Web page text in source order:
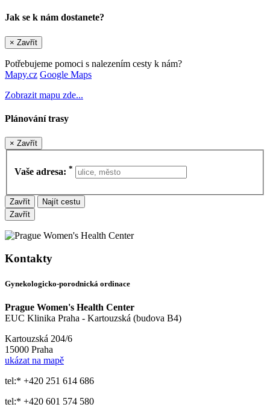
Jak se k nám dostanete?
× Zavřít
Potřebujeme pomoci s nalezením cesty k nám?
Mapy.cz Google Maps
Zobrazit mapu zde...
Plánování trasy
× Zavřít
Vaše adresa: *
Zavřít
Najít cestu
Zavřít
Kontakty
Gynekologicko-porodnická ordinace
Prague Women's Health Center
EUC Klinika Praha - Kartouzská (budova B4)
Kartouzská 204/6
15000 Praha
ukázat na mapě
tel:* +420 251 614 686
tel:* +420 601 574 580